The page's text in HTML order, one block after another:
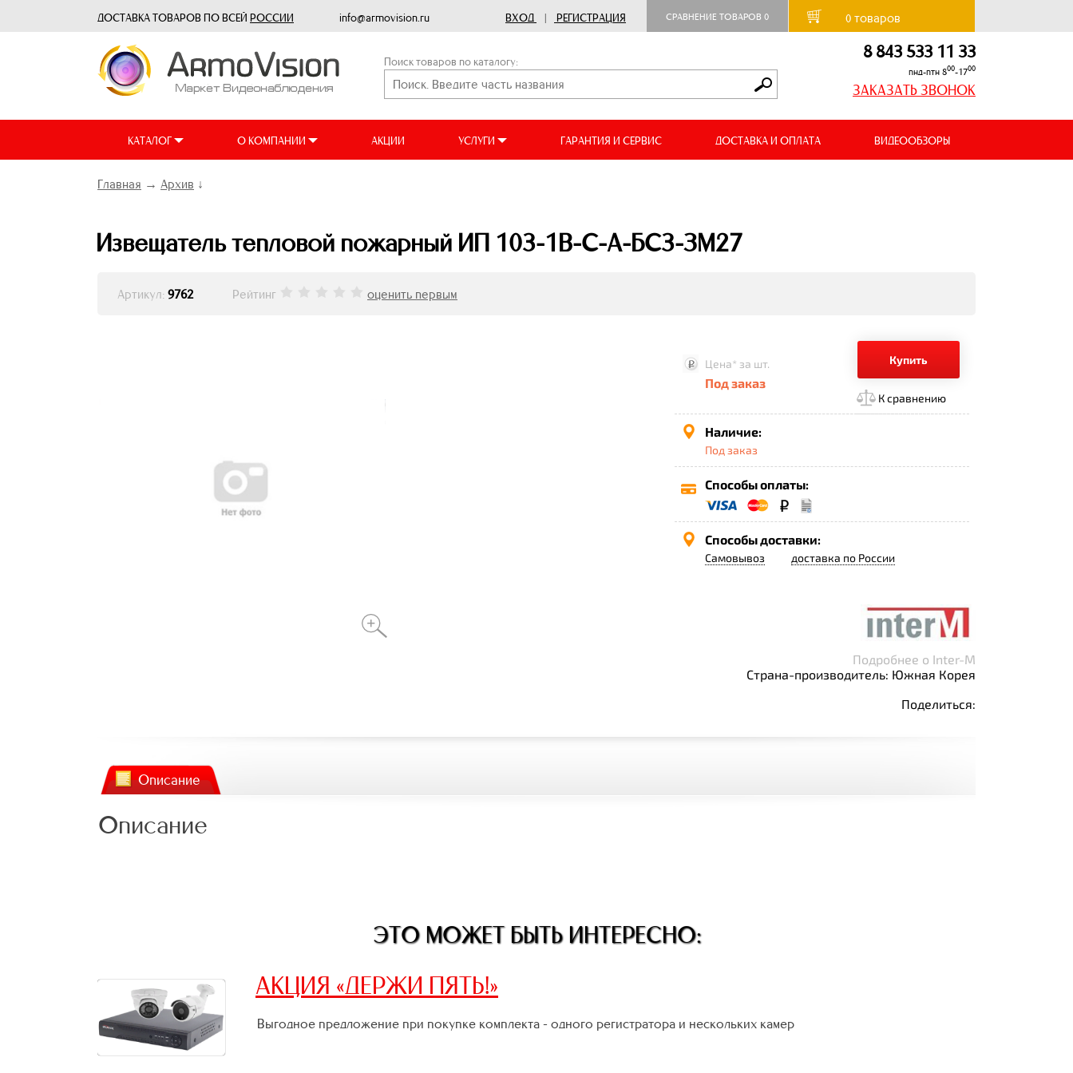
ДОСТАВКА ТОВАРОВ ПО ВСЕЙ РОССИИ info@armovision.ru ВХОД | РЕГИСТРАЦИЯ СРАВНЕНИЕ ТОВАРОВ 0 0товаров
Поиск товаров по каталогу: 8 843 533 11 33
пнд-птн 800-1700
ЗАКАЗАТЬ ЗВОНОК
КАТАЛОГ О КОМПАНИИ АКЦИИ УСЛУГИ ГАРАНТИЯ И СЕРВИС ДОСТАВКА И ОПЛАТА ВИДЕООБЗОРЫ
Главная → Архив ↓
Извещатель тепловой пожарный ИП 103-1В-С-А-БС3-ЗМ27
Артикул: 9762 Рейтинг оценить первым
Купить
Цена* за шт.
Под заказ
К сравнению
Наличие:
Под заказ
Способы оплаты:
Способы доставки:
Самовывоз доставка по России
Подробнее о Inter-M
Страна-производитель: Южная Корея
Поделиться:
Описание
Описание
ЭТО МОЖЕТ БЫТЬ ИНТЕРЕСНО:
АКЦИЯ «ДЕРЖИ ПЯТЬ!»
Выгодное предложение при покупке комплекта - одного регистратора и нескольких камер